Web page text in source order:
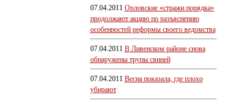
07.04.2011 Орловские «стражи порядка»
продолжают акцию по разъяснению
особенностей реформы своего ведомства
07.04.2011 В Ливенском районе снова
обнаружены трупы свиней
07.04.2011 Весна показала, где плохо
убирают